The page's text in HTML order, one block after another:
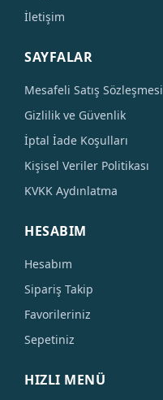
İletişim
SAYFALAR
Mesafeli Satış Sözleşmesi
Gizlilik ve Güvenlik
İptal İade Koşulları
Kişisel Veriler Politikası
KVKK Aydınlatma
HESABIM
Hesabım
Sipariş Takip
Favorileriniz
Sepetiniz
HIZLI MENÜ